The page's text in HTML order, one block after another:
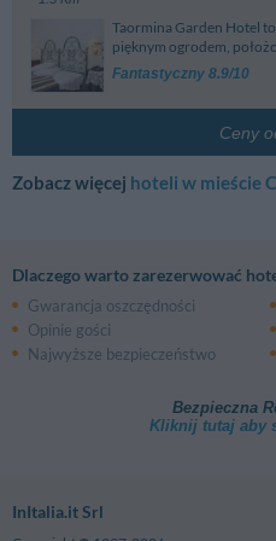
Taormina Garden Hotel
pięknym ogrodem,
Fantastyczny 8.9/10
Ceny
Zobacz więcej hoteli w mieście
Dlaczego warto zarezerwować
Gwarancja oszczędności
Opinie gości
Najwyższe bezpieczeństwo
Bezpieczna
Kliknij tutaj aby
InItalia.it Srl